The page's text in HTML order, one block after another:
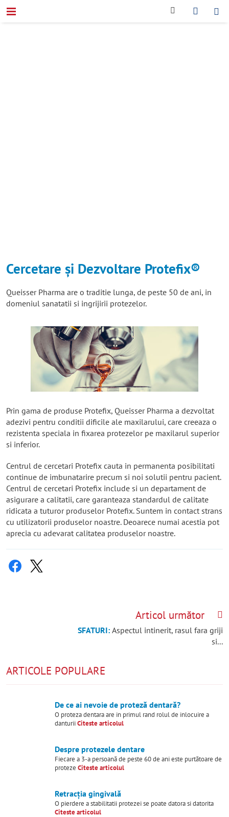
Cercetare și Dezvoltare Protefix®
Queisser Pharma are o traditie lunga, de peste 50 de ani, in
domeniul sanatatii si ingrijirii protezelor.
Prin gama de produse Protefix, Queisser Pharma a dezvoltat
adezivi pentru conditii dificile ale maxilarului, care creeaza o
rezistenta speciala in fixarea protezelor pe maxilarul superior
si inferior.
Centrul de cercetari Protefix cauta in permanenta posibilitati
continue de imbunatarire precum si noi solutii pentru pacient.
Centrul de cercetari Protefix include si un departament de
asigurare a calitatii, care garanteaza standardul de calitate
ridicata a tuturor produselor Protefix. Suntem in contact strans
cu utilizatorii produselor noastre. Deoarece numai acestia pot
aprecia cu adevarat calitatea produselor noastre.
Articol următor
SFATURI: Aspectul intinerit, rasul fara griji
si...
ARTICOLE POPULARE
De ce ai nevoie de proteză dentară?
O proteza dentara are in primul rand rolul de inlocuire a
danturiiCiteste articolul
Despre protezele dentare
Fiecare a 3-a persoană de peste 60 de ani este purtătoare de
proteze Citeste articolul
Retracția gingivală
O pierdere a stabilitatii protezei se poate datora si datorita
Citeste articolul